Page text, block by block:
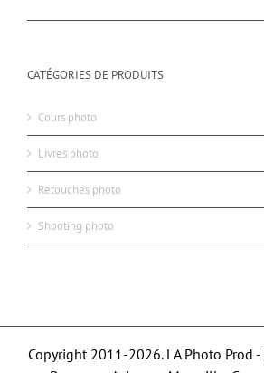
CATÉGORIES DE PRODUITS
Cours photo
Livres photo
Retouches photo
Shooting photo
Copyright 2011-2026. LA Photo Prod